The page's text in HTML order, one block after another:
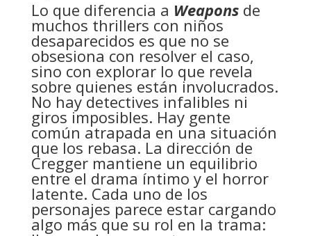
Lo que diferencia a Weaponsde
muchos thrillers con niños
desaparecidos es que no se
obsesiona con resolver el caso,
sino con explorar lo que revela
sobre quienes están involucrados.
No hay detectives infalibles ni
giros imposibles. Hay gente
común atrapada en una situación
que los rebasa. La dirección de
Cregger mantiene un equilibrio
entre el drama íntimo y el horror
latente. Cada uno de los
personajes parece estar cargando
algo más que su rol en la trama: